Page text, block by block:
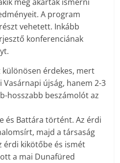
A program
vehetett. Inkább
konferenciának
érdekes, mert
Vasárnapi újság, hanem 2-3
hosszabb beszámolót az
és Battára történt. Az érdi
majd a társaság
érdi kikötőbe és ismét
a mai Dunafüred